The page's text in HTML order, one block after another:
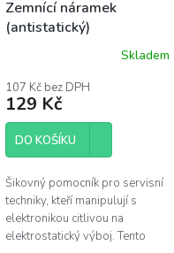
Zemnící náramek
(antistatický)
produktu
je
5,0
5
hvězdiček.
Skladem
107 Kč bez DPH
129 Kč
DO KOŠÍKU
Šikovný pomocník pro servisní
techniky, kteří manipulují s
elektronikou citlivou na
elektrostatický výboj. Tento